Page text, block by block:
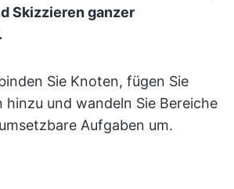
Skizzieren ganzer
Sie Knoten, fügen Sie
hinzu und wandeln Sie Bereiche
Aufgaben um.